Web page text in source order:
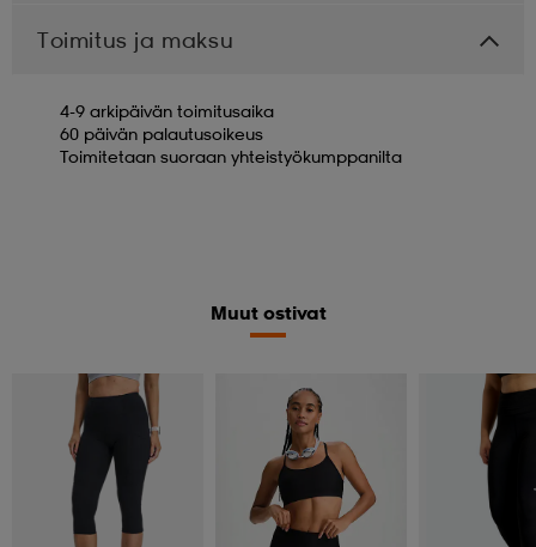
Toimitus ja maksu
4-9 arkipäivän toimitusaika
60 päivän palautusoikeus
Toimitetaan suoraan yhteistyökumppanilta
Muut ostivat